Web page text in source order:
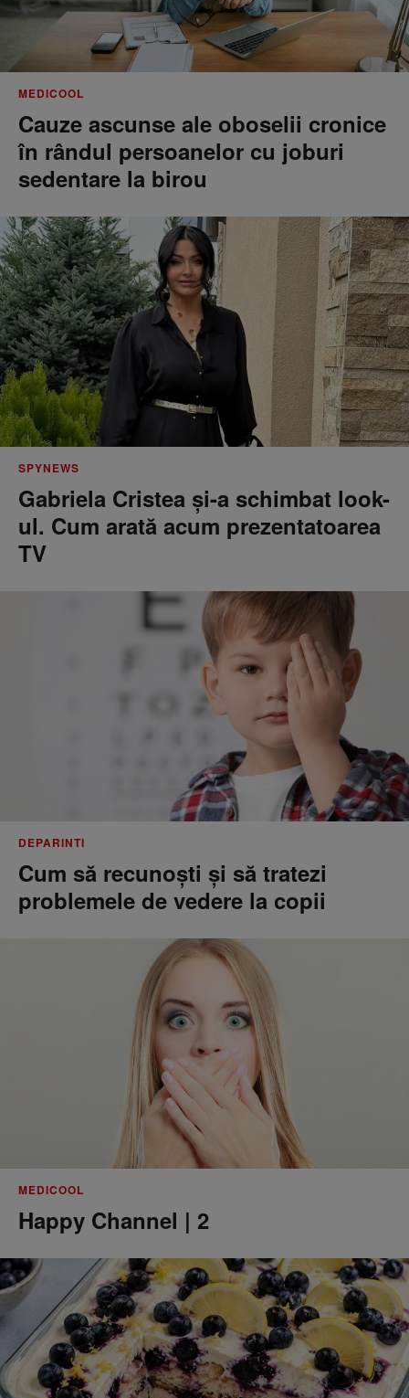
MEDICOOL
Cauze ascunse ale oboselii cronice
în rândul persoanelor cu joburi
sedentare la birou
SPYNEWS
Gabriela Cristea și-a schimbat look-
ul. Cum arată acum prezentatoarea
TV
DEPARINTI
Cum să recunoști și să tratezi
problemele de vedere la copii
MEDICOOL
Happy Channel | 2